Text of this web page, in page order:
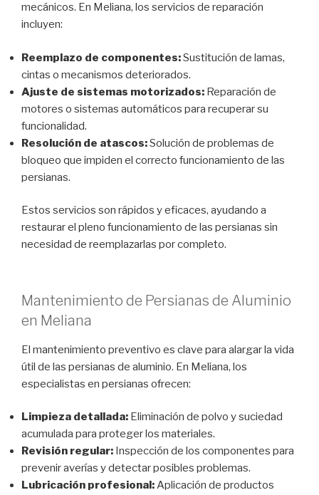
mecánicos. En Meliana, los servicios de reparación
incluyen:
Reemplazo de componentes:Sustitución de lamas,
cintas o mecanismos deteriorados.
Ajuste de sistemas motorizados: Reparación de
motores o sistemas automáticos para recuperar su
funcionalidad.
Resolución de atascos:Solución de problemas de
bloqueo que impiden el correcto funcionamiento de las
persianas.
Estos servicios son rápidos y eficaces, ayudando a
restaurar el pleno funcionamiento de las persianas sin
necesidad de reemplazarlas por completo.
Mantenimiento de Persianas de Aluminio
en Meliana
El mantenimiento preventivo es clave para alargar la vida
útil de las persianas de aluminio. En Meliana, los
especialistas en persianas ofrecen:
Limpieza detallada: Eliminación de polvo y suciedad
acumulada para proteger los materiales.
Revisión regular: Inspección de los componentes para
prevenir averías y detectar posibles problemas.
Lubricación profesional:Aplicación de productos